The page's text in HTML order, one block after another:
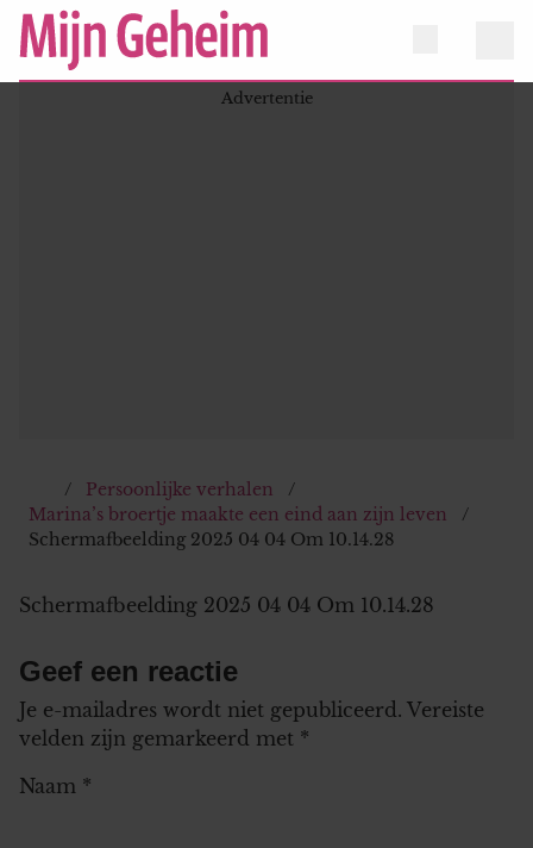
Persoonlijke verhalen
Marina’s broertje maakte een eind aan zijn leven
Schermafbeelding 2025 04 04 Om 10.14.28
Schermafbeelding 2025 04 04 Om 10.14.28
Geef een reactie
Je e-mailadres wordt niet gepubliceerd. Vereiste
velden zijn gemarkeerd met *
Naam *